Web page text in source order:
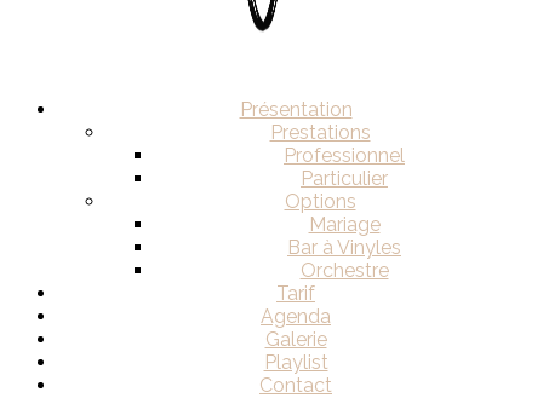
Présentation
Prestations
Professionnel
Particulier
Options
Mariage
Bar à Vinyles
Orchestre
Tarif
Agenda
Galerie
Playlist
Contact